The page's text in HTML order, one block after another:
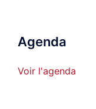
Agenda
Voir l'agenda